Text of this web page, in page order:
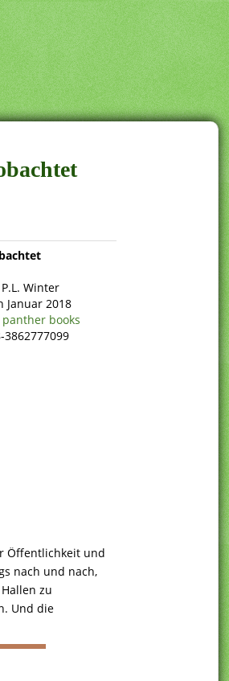
Winter
Januar 2018
books
3862777099
Öffentlichkeit und
nach und nach,
zu
Und die